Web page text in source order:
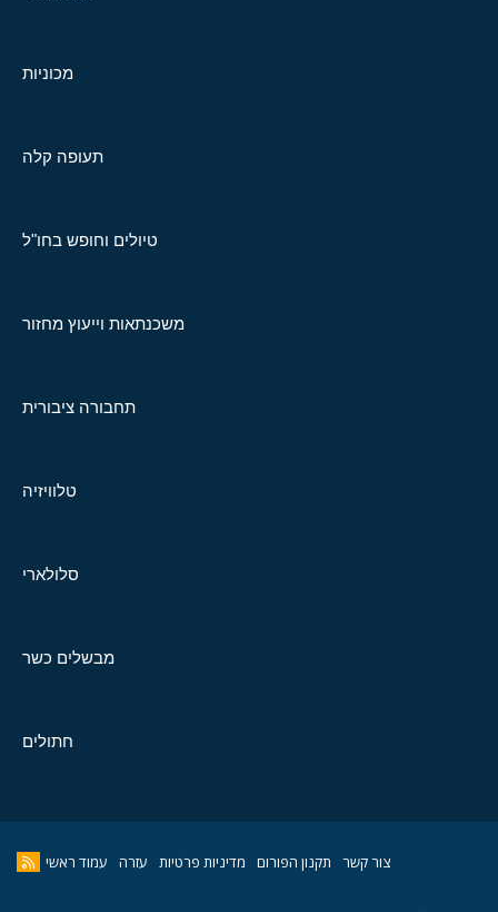
מכוניות
תעופה קלה
טיולים וחופש בחו"ל
משכנתאות וייעוץ מחזור
תחבורה ציבורית
טלוויזיה
סלולארי
מבשלים כשר
חתולים
צור קשר תקנון הפורום מדיניות פרטיות עזרה עמוד ראשי